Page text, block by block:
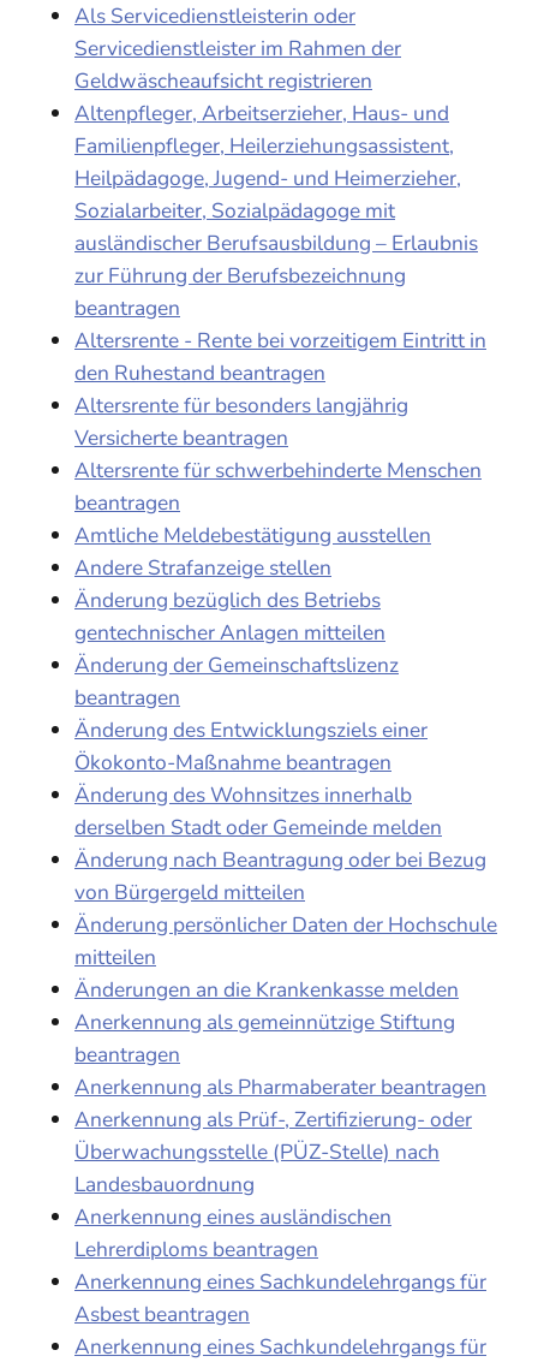
Als Servicedienstleisterin oder
Servicedienstleister im Rahmen der
Geldwäscheaufsicht registrieren
Altenpfleger, Arbeitserzieher, Haus- und
Familienpfleger, Heilerziehungsassistent,
Heilpädagoge, Jugend- und Heimerzieher,
Sozialarbeiter, Sozialpädagoge mit
ausländischer Berufsausbildung – Erlaubnis
zur Führung der Berufsbezeichnung
beantragen
Altersrente - Rente bei vorzeitigem Eintritt in
den Ruhestand beantragen
Altersrente für besonders langjährig
Versicherte beantragen
Altersrente für schwerbehinderte Menschen
beantragen
Amtliche Meldebestätigung ausstellen
Andere Strafanzeige stellen
Änderung bezüglich des Betriebs
gentechnischer Anlagen mitteilen
Änderung der Gemeinschaftslizenz
beantragen
Änderung des Entwicklungsziels einer
Ökokonto-Maßnahme beantragen
Änderung des Wohnsitzes innerhalb
derselben Stadt oder Gemeinde melden
Änderung nach Beantragung oder bei Bezug
von Bürgergeld mitteilen
Änderung persönlicher Daten der Hochschule
mitteilen
Änderungen an die Krankenkasse melden
Anerkennung als gemeinnützige Stiftung
beantragen
Anerkennung als Pharmaberater beantragen
Anerkennung als Prüf-, Zertifizierung- oder
Überwachungsstelle (PÜZ-Stelle) nach
Landesbauordnung
Anerkennung eines ausländischen
Lehrerdiploms beantragen
Anerkennung eines Sachkundelehrgangs für
Asbest beantragen
Anerkennung eines Sachkundelehrgangs für